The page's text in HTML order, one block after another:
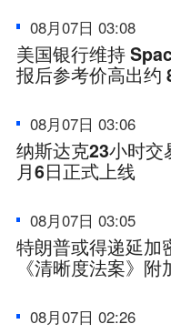
08月07日 03:08
美国银行维持
报后参考价高出约
08月07日 03:06
纳斯达克23小时交
月6日正式上线
08月07日 03:05
特朗普或得递延加
《清晰度法案》
08月07日 02:26